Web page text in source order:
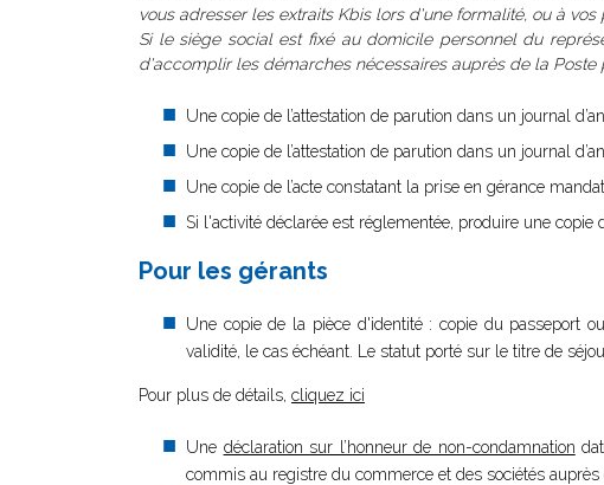
vous adresser les extraits Kbis lors d'une formalité, ou à
Si le siège social est fixé au domicile personnel du
d'accomplir les démarches nécessaires auprès de la
Une copie de l’attestation de parution dans un journal
Une copie de l’attestation de parution dans un journal
Une copie de l’acte constatant la prise en gérance mandat
Si l'activité déclarée est réglementée, produire une
Pour les gérants
Une copie de la pièce d'identité : copie du passeport
validité, le cas échéant. Le statut porté sur le titre de
Pour plus de détails, cliquez ici
Une déclaration sur l’honneur de non-condamnation
commis au registre du commerce et des sociétés